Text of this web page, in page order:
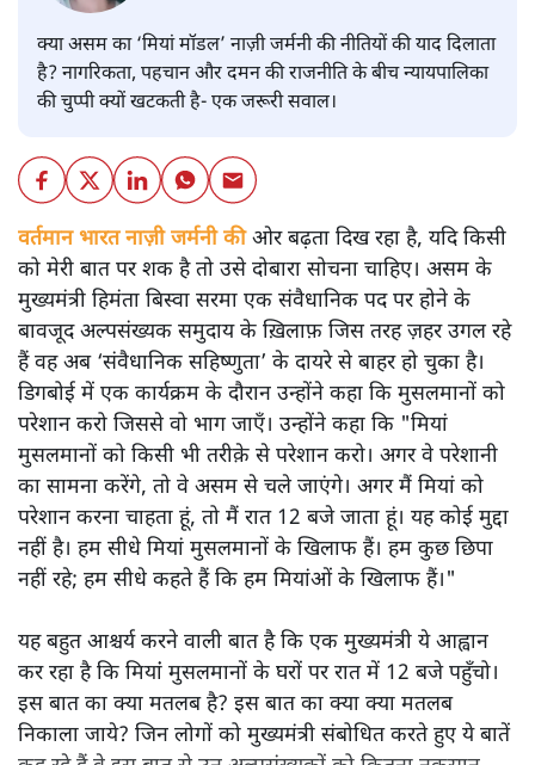
क्या असम का ‘मियां मॉडल’ नाज़ी जर्मनी की नीतियों की याद दिलाता
है? नागरिकता, पहचान और दमन की राजनीति के बीच न्यायपालिका
की चुप्पी क्यों खटकती है- एक जरूरी सवाल।
वर्तमान भारत नाज़ी जर्मनी कीओर बढ़ता दिख रहा है, यदि किसी
को मेरी बात पर शक है तो उसे दोबारा सोचना चाहिए। असम के
मुख्यमंत्री हिमंता बिस्वा सरमा एक संवैधानिक पद पर होने के
बावजूद अल्पसंख्यक समुदाय के ख़िलाफ़ जिस तरह ज़हर उगल रहे
हैं वह अब ‘संवैधानिक सहिष्णुता’ के दायरे से बाहर हो चुका है।
डिगबोई में एक कार्यक्रम के दौरान उन्होंने कहा कि मुसलमानों को
परेशान करो जिससे वो भाग जाएँ। उन्होंने कहा कि "मियां
मुसलमानों को किसी भी तरीक़े से परेशान करो। अगर वे परेशानी
का सामना करेंगे, तो वे असम से चले जाएंगे। अगर मैं मियां को
परेशान करना चाहता हूं, तो मैं रात 12 बजे जाता हूं। यह कोई मुद्दा
नहीं है। हम सीधे मियां मुसलमानों के खिलाफ हैं। हम कुछ छिपा
नहीं रहे; हम सीधे कहते हैं कि हम मियांओं के खिलाफ हैं।"
यह बहुत आश्चर्य करने वाली बात है कि एक मुख्यमंत्री ये आह्वान
कर रहा है कि मियांं मुसलमानों के घरों पर रात में 12 बजे पहुँचो।
इस बात का क्या मतलब है? इस बात का क्या क्या मतलब
निकाला जाये? जिन लोगों को मुख्यमंत्री संबोधित करते हुए ये बातें